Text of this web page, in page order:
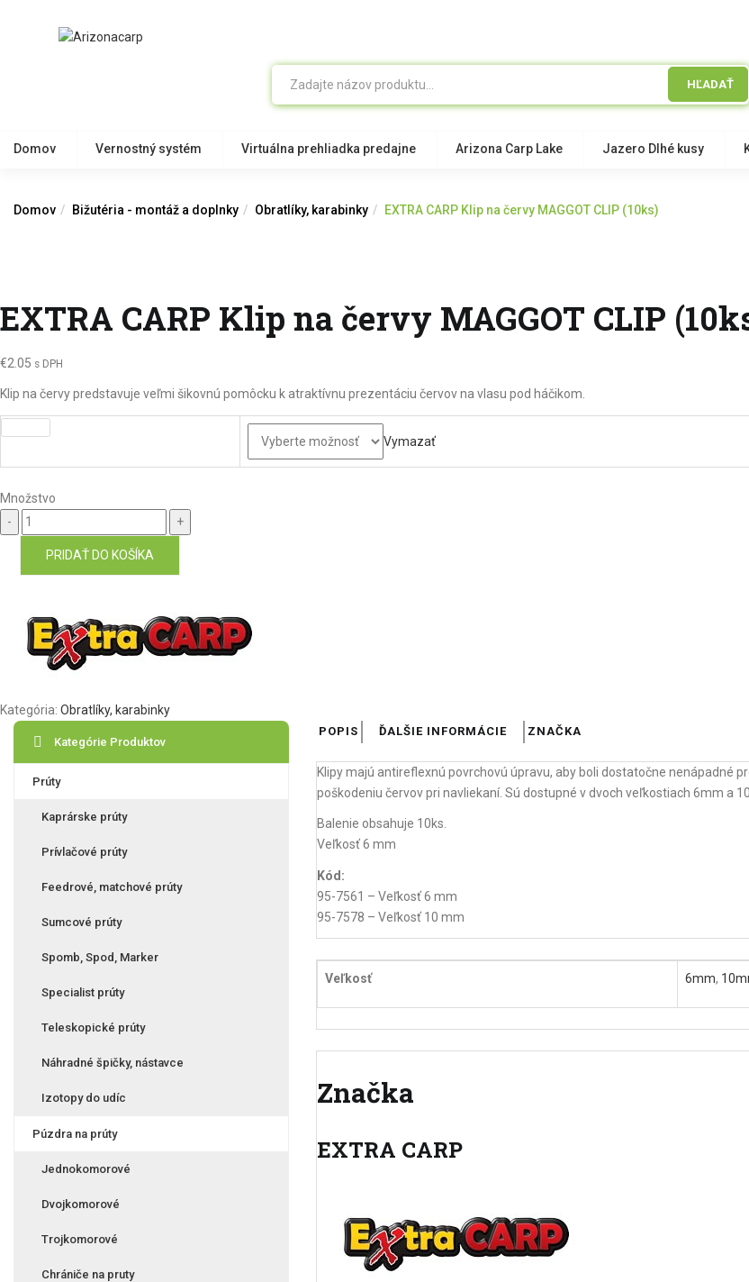
HĽADAŤ
Domov Vernostný systém Virtuálna prehliadka predajne Arizona Carp Lake Jazero Dlhé kusy
Domov Bižutéria - montáž a doplnky Obratlíky, karabinky EXTRA CARP Klip na červy MAGGOT CLIP (10ks)
EXTRA CARP Klip na červy MAGGOT CLIP
€2.05 s DPH
Klip na červy predstavuje veľmi šikovnú pomôcku k atraktívnu prezentáciu červov na vlasu pod háčikom.
Vymazať
Množstvo
Množstvo
PRIDAŤ DO KOŠÍKA
Kategória: Obratlíky, karabinky
POPIS ĎALŠIE INFORMÁCIE ZNAČKA
Klipy majú antireflexnú povrchovú úpravu, aby boli dostatočne nenápadné
poškodeniu červov pri navliekaní. Sú dostupné v dvoch veľkostiach 6mm a
Balenie obsahuje 10ks.
Veľkosť 6 mm
Kód:
95-7561 – Veľkosť 6 mm
95-7578 – Veľkosť 10 mm
Veľkosť 6mm,
Značka
EXTRA CARP
Kategórie Produktov
Prúty
Kaprárske prúty
Prívlačové prúty
Feedrové, matchové prúty
Sumcové prúty
Spomb, Spod, Marker
Specialist prúty
Teleskopické prúty
Náhradné špičky, nástavce
Izotopy do udíc
Púzdra na prúty
Jednokomorové
Dvojkomorové
Trojkomorové
Chrániče na pruty